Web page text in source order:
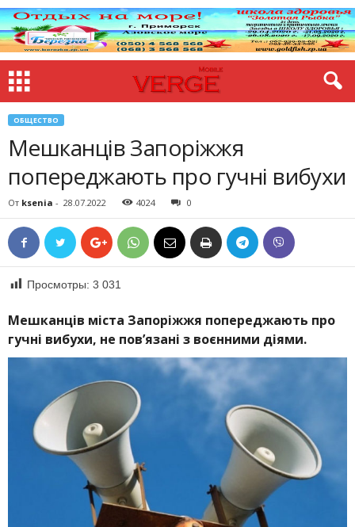
ОБЩЕСТВО
Мешканців Запоріжжя
попереджають про гучні вибухи
От ksenia - 28.07.2022 4024 0
Просмотры: 3 031
Мешканців міста Запоріжжя попереджають про
гучні вибухи, не пов’язані з воєнними діями.